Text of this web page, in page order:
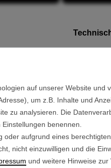
dritte Pol
nicht gelötet
auf unserer Website und
um z.B. Inhalte und
zu analysieren. Die
benennen.
oder aufgrund eines
nicht einzuwilligen und die
und weitere Hinweise